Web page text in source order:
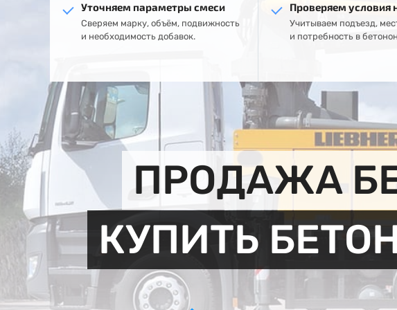
Уточняем параметры смеси
Сверяем марку, объём, подвижность
и необходимость добавок.
Проверяем условия
Учитываем подъезд,
и потребность в
ПРОДАЖА
КУПИТЬ